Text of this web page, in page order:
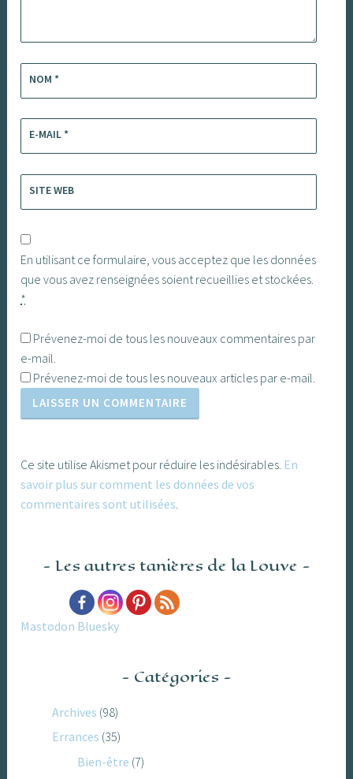
NOM*
E-MAIL*
SITE WEB
En utilisant ce formulaire, vous acceptez que les données
que vous avez renseignées soient recueillies et stockées.
*
Prévenez-moi de tous les nouveaux commentaires par
e-mail.
Prévenez-moi de tous les nouveaux articles par e-mail.
Ce site utilise Akismet pour réduire les indésirables. En
savoir plus sur comment les données de vos
commentaires sont utilisées.
Les autres tanières de la Louve
Mastodon Bluesky
Catégories
Archives (98)
Errances (35)
Bien-être (7)